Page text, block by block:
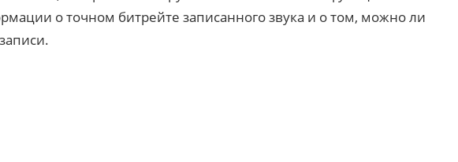
о точном битрейте записанного звука и о том, можно ли